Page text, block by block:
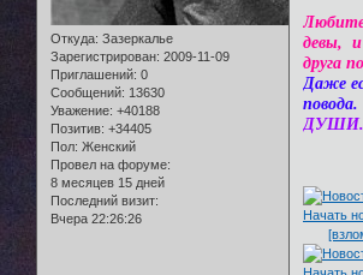
Откуда: Зазеркалье
Зарегистрирован: 2009-11-09
Приглашений: 0
Сообщений: 13630
Уважение: +40188
Позитив: +34405
Пол: Женский
Провел на форуме:
8 месяцев 15 дней
Последний визит:
Вчера 22:26:26
Любите
девы,
друга
Даже
ДУШИ.